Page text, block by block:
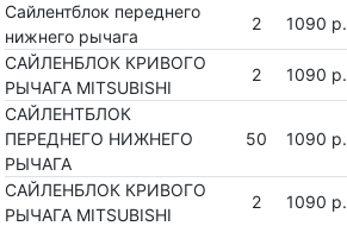
Сайлентблок переднего
нижнего рычага
2 1090 р.
САЙЛЕНБЛОК КРИВОГО
РЫЧАГА MITSUBISHI
2 1090 р.
САЙЛЕНТБЛОК
ПЕРЕДНЕГО НИЖНЕГО
РЫЧАГА
50 1090 р.
САЙЛЕНБЛОК КРИВОГО
РЫЧАГА MITSUBISHI
2 1090 р.